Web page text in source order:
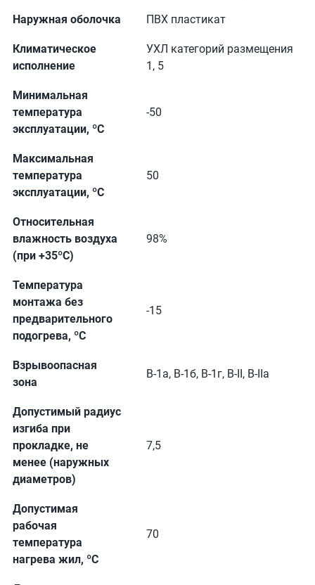
Наружная оболочка ПВХ пластикат
Климатическое
исполнение
УХЛ категорий размещения
1, 5
Минимальная
температура
эксплуатации, ºС
-50
Максимальная
температура
эксплуатации, ºС
50
Относительная
влажность воздуха
(при +35ºС)
98%
Температура
монтажа без
предварительного
подогрева, ºС
-15
Взрывоопасная
зона
В-1а, В-1б, В-1г, В-II, В-IIа
Допустимый радиус
изгиба при
прокладке, не
менее (наружных
диаметров)
7,5
Допустимая
рабочая
температура
нагрева жил, ºС
70